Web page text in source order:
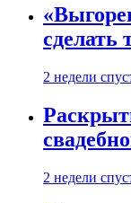
сделать
2 недели
2 недели